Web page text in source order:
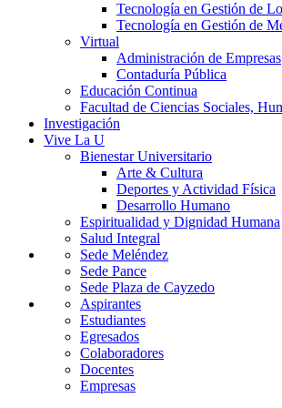
Tecnología en Gestión de
Tecnología en Gestión de
Virtual
Administración de Empresas
Contaduría Pública
Educación Continua
Facultad de Ciencias Sociales,
Investigación
Vive La U
Bienestar Universitario
Arte & Cultura
Deportes y Actividad Física
Desarrollo Humano
Espiritualidad y Dignidad Humana
Salud Integral
Sede Meléndez
Sede Pance
Sede Plaza de Cayzedo
Aspirantes
Estudiantes
Egresados
Colaboradores
Docentes
Empresas